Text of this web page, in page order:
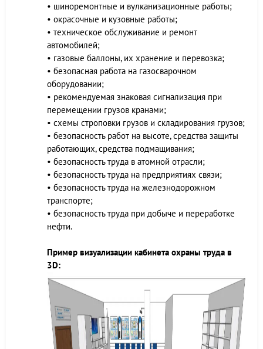
• шиноремонтные и вулканизационные работы;
• окрасочные и кузовные работы;
• техническое обслуживание и ремонт
автомобилей;
• газовые баллоны, их хранение и перевозка;
• безопасная работа на газосварочном
оборудовании;
• рекомендуемая знаковая сигнализация при
перемещении грузов кранами;
• схемы строповки грузов и складирования грузов;
• безопасность работ на высоте, средства защиты
работающих, средства подмащивания;
• безопасность труда в атомной отрасли;
• безопасность труда на предприятиях связи;
• безопасность труда на железнодорожном
транспорте;
• безопасность труда при добыче и переработке
нефти.
Пример визуализации кабинета охраны труда в
3D: